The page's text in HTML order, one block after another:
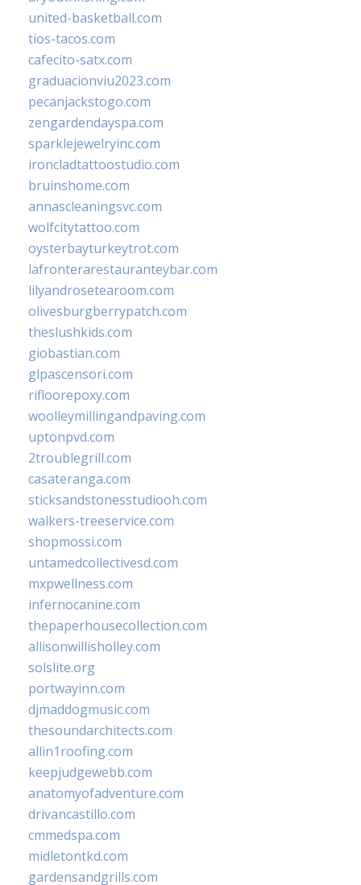
united-basketball.com
tios-tacos.com
cafecito-satx.com
graduacionviu2023.com
pecanjackstogo.com
zengardendayspa.com
sparklejewelryinc.com
ironcladtattoostudio.com
bruinshome.com
annascleaningsvc.com
wolfcitytattoo.com
oysterbayturkeytrot.com
lafronterarestauranteybar.com
lilyandrosetearoom.com
olivesburgberrypatch.com
theslushkids.com
giobastian.com
glpascensori.com
rifloorepoxy.com
woolleymillingandpaving.com
uptonpvd.com
2troublegrill.com
casateranga.com
sticksandstonesstudiooh.com
walkers-treeservice.com
shopmossi.com
untamedcollectivesd.com
mxpwellness.com
infernocanine.com
thepaperhousecollection.com
allisonwillisholley.com
solslite.org
portwayinn.com
djmaddogmusic.com
thesoundarchitects.com
allin1roofing.com
keepjudgewebb.com
anatomyofadventure.com
drivancastillo.com
cmmedspa.com
midletontkd.com
gardensandgrills.com